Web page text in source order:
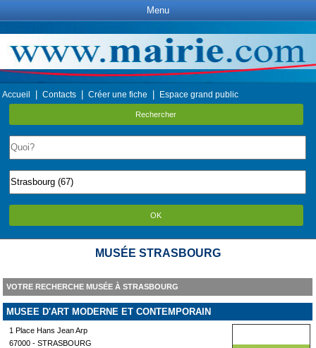
Menu
Accueil Contacts Créer une fiche Espace grand public
Rechercher
OK
MUSÉE STRASBOURG
VOTRE RECHERCHE MUSÉE À STRASBOURG
MUSEE D'ART MODERNE ET CONTEMPORAIN
1 Place Hans Jean Arp
67000 - STRASBOURG